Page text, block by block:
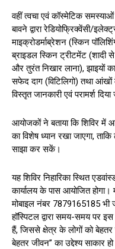
वहीं त्वचा एवं कॉस्मेटिक
बावने द्वारा रेडियोफ्रिक्वेंसी/
माइक्रोडर्माब्रेशन (स्किन
ब्राइडल स्किन ट्रीटमेंट (शादी से
और तुरंत निखार लाना), झाइयों
सफेद दाग (विटिलिगो) तथा
विस्तृत जानकारी एवं परामर्श दिया
आयोजकों ने बताया कि शिविर में
का विशेष ध्यान रखा जाएगा,
साझा कर सकें।
यह शिविर निहारिका स्थित
कार्यालय के पास आयोजित होगा।
मोबाइल नंबर 7879165185 भी
हॉस्पिटल द्वारा समय-समय पर
हैं, जिससे क्षेत्र के लोगों को
बेहतर जीवन” का उद्देश्य साकार